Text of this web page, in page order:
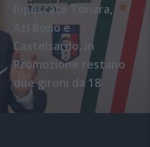
Ripescate Tonara,
Atl Bono e
Castelsardo, in
Promozione restano
due gironi da 18